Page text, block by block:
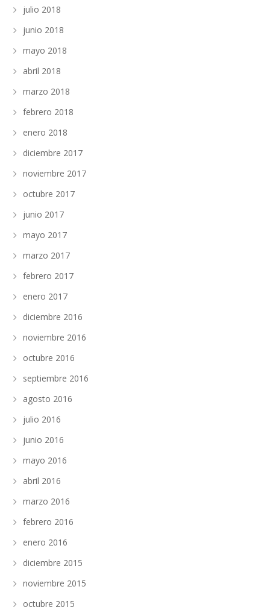
julio 2018
junio 2018
mayo 2018
abril 2018
marzo 2018
febrero 2018
enero 2018
diciembre 2017
noviembre 2017
octubre 2017
junio 2017
mayo 2017
marzo 2017
febrero 2017
enero 2017
diciembre 2016
noviembre 2016
octubre 2016
septiembre 2016
agosto 2016
julio 2016
junio 2016
mayo 2016
abril 2016
marzo 2016
febrero 2016
enero 2016
diciembre 2015
noviembre 2015
octubre 2015